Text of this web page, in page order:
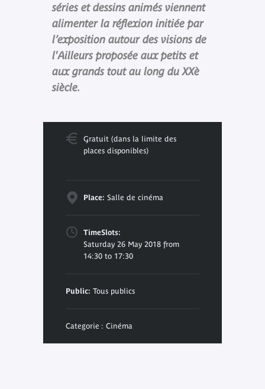
séries et dessins animés viennent
alimenter la réflexion initiée par
l’exposition autour des visions de
l'Ailleurs proposée aux petits et
aux grands tout au long du XXè
siècle.
Gratuit (dans la limite des
places disponibles)
Place: Salle de cinéma
TimeSlots:
Saturday 26 May 2018 from
14:30 to 17:30
Public: Tous publics
Categorie : Cinéma